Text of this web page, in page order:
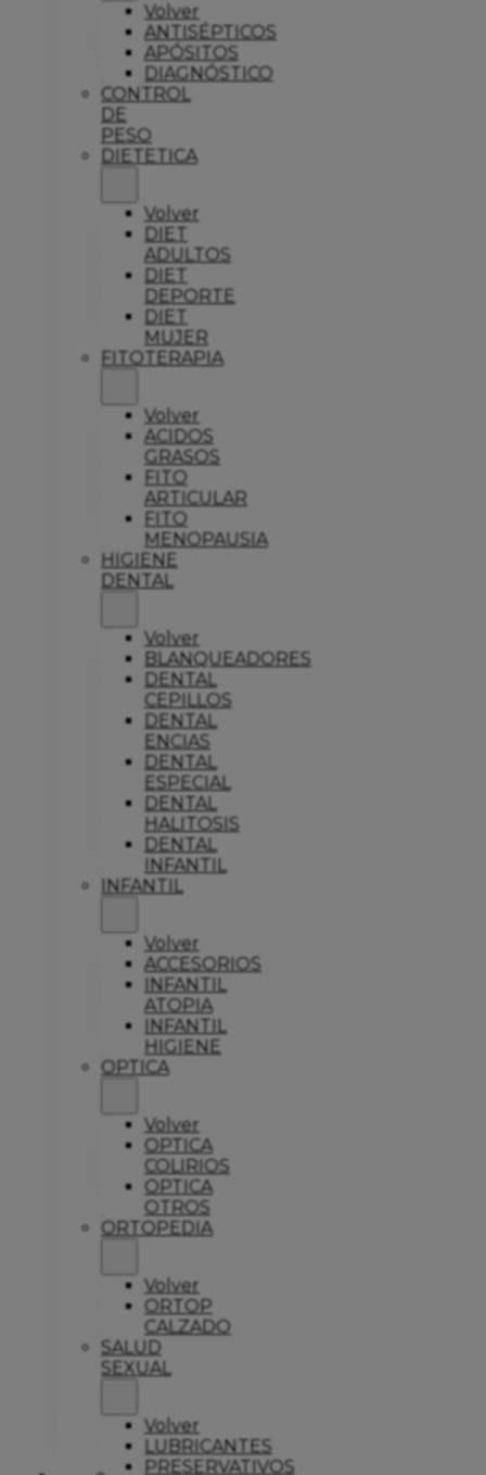
Volver
ANTISÉPTICOS
APÓSITOS
DIAGNÓSTICO
CONTROL
DE
PESO
DIETETICA
Volver
DIET
ADULTOS
DIET
DEPORTE
DIET
MUJER
FITOTERAPIA
Volver
ACIDOS
GRASOS
FITO
ARTICULAR
FITO
MENOPAUSIA
HIGIENE
DENTAL
Volver
BLANQUEADORES
DENTAL
CEPILLOS
DENTAL
ENCIAS
DENTAL
ESPECIAL
DENTAL
HALITOSIS
DENTAL
INFANTIL
INFANTIL
Volver
ACCESORIOS
INFANTIL
ATOPIA
INFANTIL
HIGIENE
OPTICA
Volver
OPTICA
COLIRIOS
OPTICA
OTROS
ORTOPEDIA
Volver
ORTOP
CALZADO
SALUD
SEXUAL
Volver
LUBRICANTES
PRESERVATIVOS